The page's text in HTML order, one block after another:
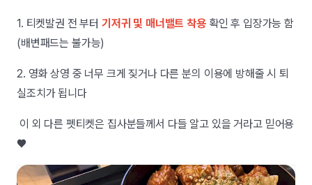
1. 티켓발권 전 부터 기저귀 및 매너밸트 착용 확인 후 입장가능 함
(배변패드는 불가능)
2. 영화 상영 중 너무 크게 짖거나 다른 분의 이용에 방해줄 시 퇴
실조치가 됩니다
이 외 다른 펫티켓은 집사분들께서 다들 알고 있을 거라고 믿어용
♥